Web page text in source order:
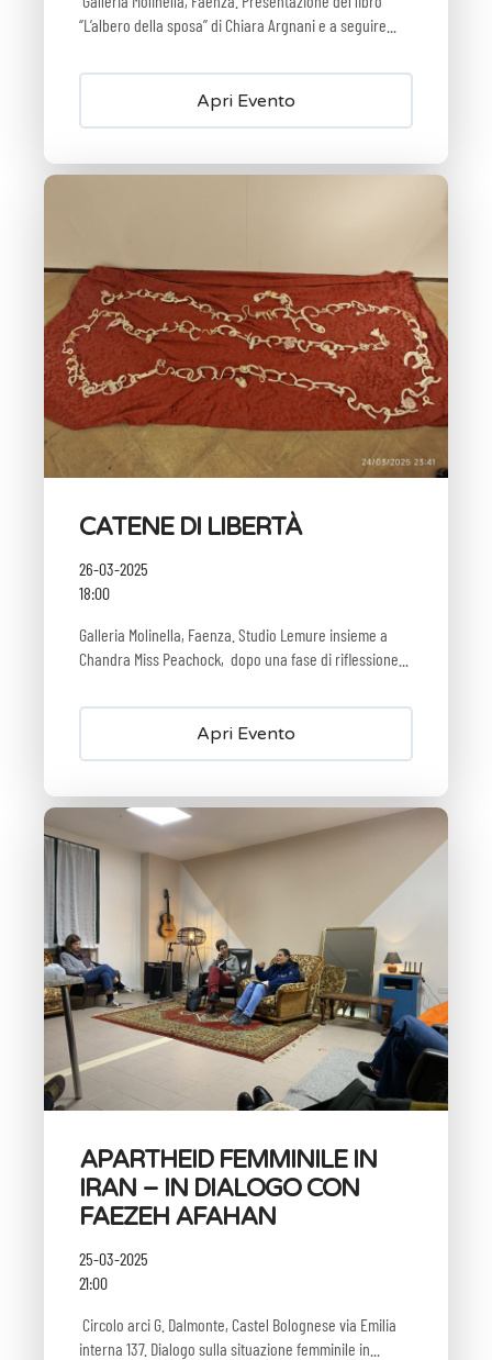
‘’L’albero della sposa’’ di Chiara Argnani e a seguire...
Apri Evento
CATENE DI LIBERTÀ
26-03-2025
18:00
Galleria Molinella, Faenza. Studio Lemure insieme a
Chandra Miss Peachock, dopo una fase di riflessione...
Apri Evento
APARTHEID FEMMINILE IN
IRAN – IN DIALOGO CON
FAEZEH AFAHAN
25-03-2025
21:00
Circolo arci G. Dalmonte, Castel Bolognese via Emilia
interna 137. Dialogo sulla situazione femminile in...